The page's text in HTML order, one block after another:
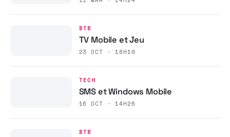
BTB
TV Mobile et Jeu
23 OCT · 18H10
TECH
SMS et Windows Mobile
16 OCT · 14H26
BTB